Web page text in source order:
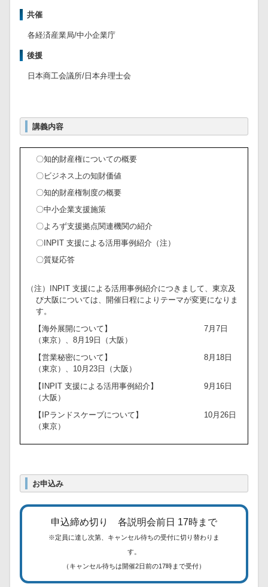
共催
各経済産業局/中小企業庁
後援
日本商工会議所/日本弁理士会
講義内容
〇知的財産権についての概要
〇ビジネス上の知財価値
〇知的財産権制度の概要
〇中小企業支援施策
〇よろず支援拠点関連機関の紹介
〇INPIT 支援による活用事例紹介（注）
〇質疑応答
（注）INPIT 支援による活用事例紹介につきまして、東京及
び大阪については、開催日程によりテーマが変更になりま
す。
【海外展開について】
7月7日
（東京）、8月19日（大阪）
【営業秘密について】
8月18日
（東京）、10月23日（大阪）
【INPIT 支援による活用事例紹介】
9月16日
（大阪）
【IPランドスケープについて】
10月26日
（東京）
お申込み
申込締め切り 各説明会前日 17時まで
※定員に達し次第、キャンセル待ちの受付に切り替わりま
す。
（キャンセル待ちは開催2日前の17時まで受付）